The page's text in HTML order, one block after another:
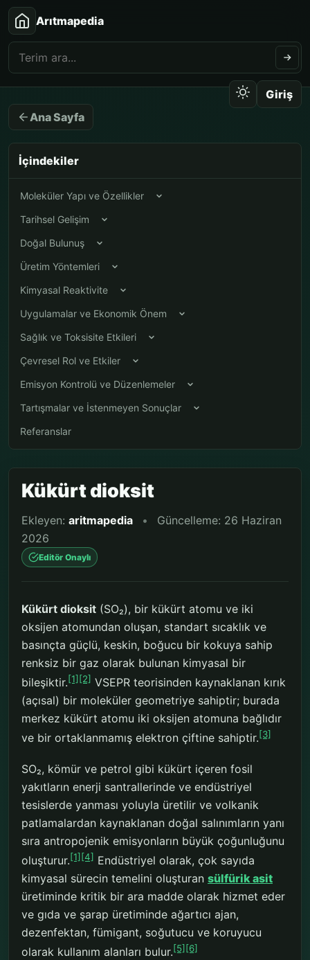
Arıtmapedia
Giriş
Ana Sayfa
İçindekiler
Moleküler Yapı ve Özellikler
Tarihsel Gelişim
Doğal Bulunuş
Üretim Yöntemleri
Kimyasal Reaktivite
Uygulamalar ve Ekonomik Önem
Sağlık ve Toksisite Etkileri
Çevresel Rol ve Etkiler
Emisyon Kontrolü ve Düzenlemeler
Tartışmalar ve İstenmeyen Sonuçlar
Referanslar
Kükürt dioksit
Ekleyen: aritmapedia •
Güncelleme: 26 Haziran
2026
Editör Onaylı
Kükürt dioksit (SO₂), bir kükürt atomu ve iki
oksijen atomundan oluşan, standart sıcaklık ve
basınçta güçlü, keskin, boğucu bir kokuya sahip
renksiz bir gaz olarak bulunan kimyasal bir
bileşiktir.[1] [2] VSEPR teorisinden kaynaklanan kırık
(açısal) bir moleküler geometriye sahiptir; burada
merkez kükürt atomu iki oksijen atomuna bağlıdır
ve bir ortaklanmamış elektron çiftine sahiptir.[3]
SO₂, kömür ve petrol gibi kükürt içeren fosil
yakıtların enerji santrallerinde ve endüstriyel
tesislerde yanması yoluyla üretilir ve volkanik
patlamalardan kaynaklanan doğal salınımların yanı
sıra antropojenik emisyonların büyük çoğunluğunu
oluşturur.[1] [4] Endüstriyel olarak, çok sayıda
kimyasal sürecin temelini oluşturan sülfürik asit
üretiminde kritik bir ara madde olarak hizmet eder
ve gıda ve şarap üretiminde ağartıcı ajan,
dezenfektan, fümigant, soğutucu ve koruyucu
olarak kullanım alanları bulur.[5] [6]